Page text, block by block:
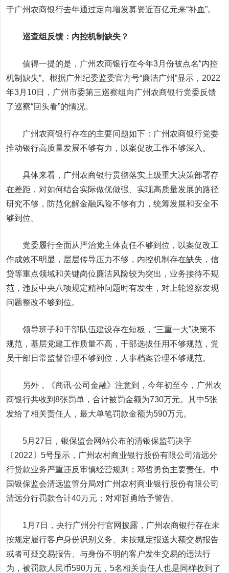
于广州农商银行去年通过定向增发募资近百亿元来“补血”。
巡查组反馈：内控机制缺失？
值得一提的是，广州农商银行在今年3月份被点名“内控
机制缺失”。根据广州纪委监委官方号“廉洁广州”显示，2022
年3月10日，广州市委第三巡察组向广州农商银行党委反馈
了巡察“回头看”的情况。
广州农商银行存在的主要问题如下：广州农商银行党委
推动银行高质量发展不够有力，以案促改工作不够深入。
具体来看，广州农商银行贯彻落实上级重大决策部署存
在差距，对如何结合实际做优做强、实现高质量发展的路径
研究不够，防范化解金融风险不够有力，统筹发展和安全不
够到位。
党委履行全面从严治党主体责任不够到位，以案促改工
作成效不明显，层层传导压力不够，内控机制存在缺失，信
贷等重点领域和关键岗位廉洁风险较为突出，业务接待不规
范，违反中央八项规定精神问题时有发生，对上轮巡察发现
问题整改不够到位。
领导班子和干部队伍建设存在短板，“三重一大”决策不
规范，基层党建工作质量不高，干部选拔任用不够规范，党
员干部日常监督管理不够到位，人事档案管理不够规范。
另外，《商讯·公司金融》注意到，今年初至今，广州农
商银行共收到8张罚单，合计被罚金额为730万元。其中5张
发给了相关责任人，最大单笔罚款金额为590万元。
5月27日，银保监会网站公布的清银保监罚决字
〔2022〕5号显示，广州农村商业银行股份有限公司清远分
行贷款业务严重违反审慎经营规则；邓哲勇负主要责任。中
国银保监会清远监管分局对广州农村商业银行股份有限公司
清远分行罚款合计40万元；对邓哲勇给予警告。
1月7日，央行广州分行官网披露，广州农商银行存在未
按规定履行客户身份识别义务、未按规定报送大额交易报告
或者可疑交易报告、与身份不明的客户发生交易的违法行
为，被罚款人民币590万元，5名相关责任人也是同样收到了